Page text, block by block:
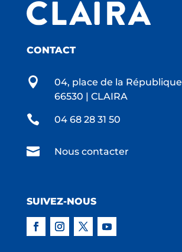
CONTACT

04, place de la République
66530 | CLAIRA
 04 68 28 31 50
 Nous contacter
SUIVEZ-NOUS